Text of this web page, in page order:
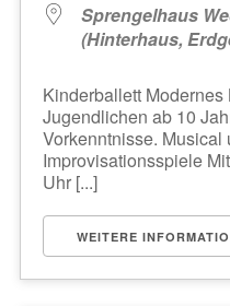
Sprengelhaus
(Hinterhaus,
Kinderballett
Jugendlichen ab 10
Vorkenntnisse. Musical
Improvisationsspiele
Uhr [...]
WEITERE